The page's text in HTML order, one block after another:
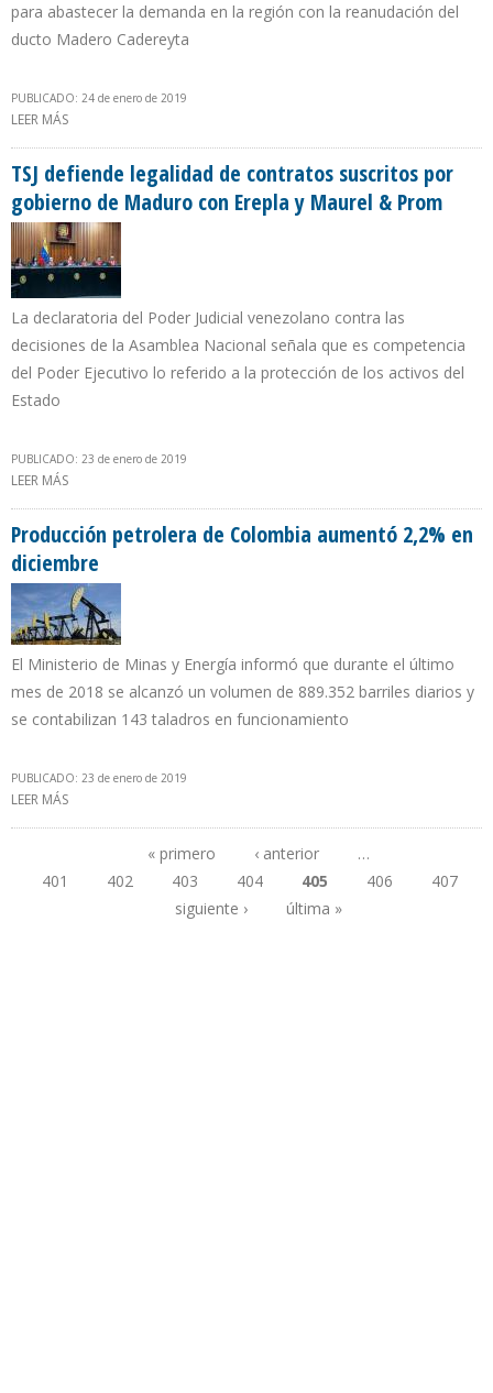
para abastecer la demanda en la región con la reanudación del
ducto Madero Cadereyta
PUBLICADO: 24 de enero de 2019
LEER MÁS
TSJ defiende legalidad de contratos suscritos por
gobierno de Maduro con Erepla y Maurel & Prom
La declaratoria del Poder Judicial venezolano contra las
decisiones de la Asamblea Nacional señala que es competencia
del Poder Ejecutivo lo referido a la protección de los activos del
Estado
PUBLICADO: 23 de enero de 2019
LEER MÁS
Producción petrolera de Colombia aumentó 2,2% en
diciembre
El Ministerio de Minas y Energía informó que durante el último
mes de 2018 se alcanzó un volumen de 889.352 barriles diarios y
se contabilizan 143 taladros en funcionamiento
PUBLICADO: 23 de enero de 2019
LEER MÁS
Páginas
« primero ‹ anterior
…
401
402 403 404 405 406
407
siguiente ›
última »